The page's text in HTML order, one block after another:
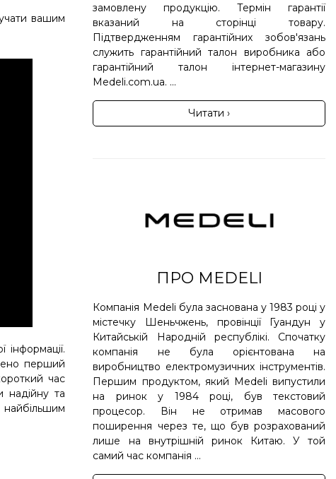
вашим
перший
час
надійну та
замовлену продукцію. Термін гарантії
вказаний на сторінці товару.
Підтвердженням гарантійних зобов'язань
служить гарантійний талон виробника або
гарантійний талон інтернет-магазину
Medeli.com.ua. ...
Читати ›
ПРО MEDELI
Компанія Medeli була заснована у 1983 році у
містечку Шеньчжень, провінції Гуандун у
Китайській Народній республікі. Спочатку
компанія не була орієнтована на
виробництво електромузичних інструментів.
Першим продуктом, який Medeli випустили
на ринок у 1984 році, був текстовий
процесор. Він не отримав масового
поширення через те, що був розрахований
лише на внутрішній ринок Китаю. У той
самий час компанія ...